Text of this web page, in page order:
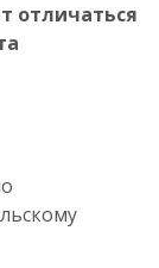
отличаться